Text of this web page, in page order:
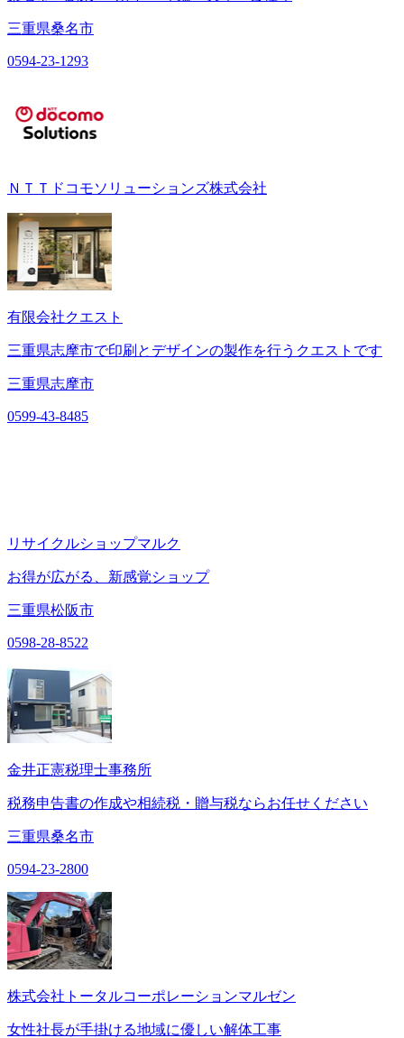
三重県桑名市
0594-23-1293
ＮＴＴドコモソリューションズ株式会社
有限会社クエスト
三重県志摩市で印刷とデザインの製作を行うクエストです
三重県志摩市
0599-43-8485
リサイクルショップマルク
お得が広がる、新感覚ショップ
三重県松阪市
0598-28-8522
金井正憲税理士事務所
税務申告書の作成や相続税・贈与税ならお任せください
三重県桑名市
0594-23-2800
株式会社トータルコーポレーションマルゼン
女性社長が手掛ける地域に優しい解体工事